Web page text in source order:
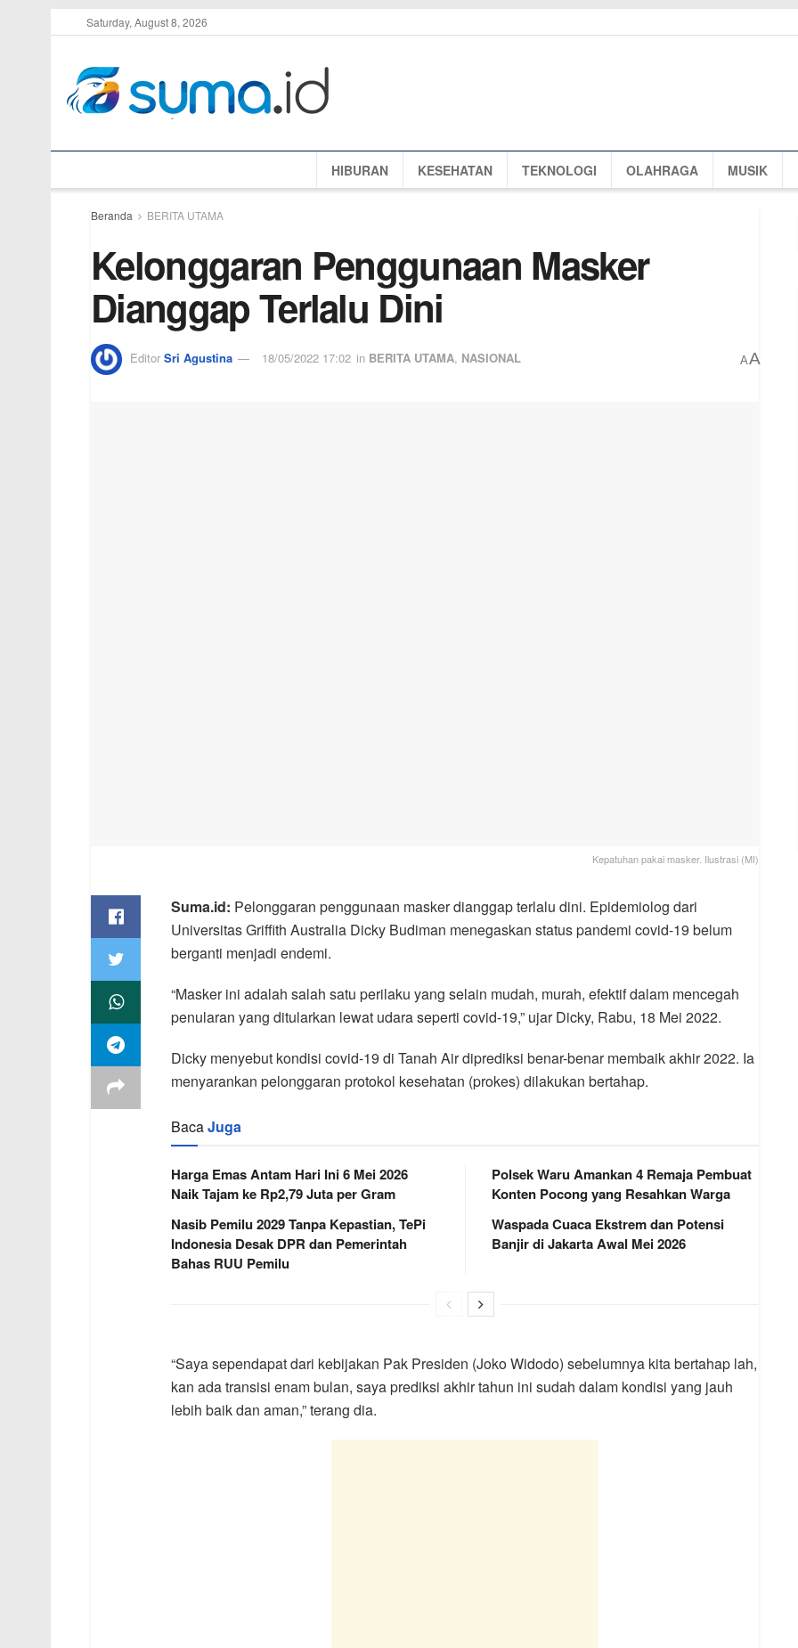
Saturday, August 8, 2026
HIBURAN KESEHATAN TEKNOLOGI OLAHRAGA MUSIK
Beranda BERITA UTAMA
Kelonggaran Penggunaan Masker
Dianggap Terlalu Dini
Editor Sri Agustina 18/05/2022 17:02 in BERITA UTAMA, NASIONAL AA
Kepatuhan pakai masker. Ilustrasi (MI)
Suma.id: Pelonggaran penggunaan masker dianggap terlalu dini. Epidemiolog dari
Universitas Griffith Australia Dicky Budiman menegaskan status pandemi covid-19 belum
berganti menjadi endemi.
“Masker ini adalah salah satu perilaku yang selain mudah, murah, efektif dalam mencegah
penularan yang ditularkan lewat udara seperti covid-19,” ujar Dicky, Rabu, 18 Mei 2022.
Dicky menyebut kondisi covid-19 di Tanah Air diprediksi benar-benar membaik akhir 2022. Ia
menyarankan pelonggaran protokol kesehatan (prokes) dilakukan bertahap.
BacaJuga
Harga Emas Antam Hari Ini 6 Mei 2026
Naik Tajam ke Rp2,79 Juta per Gram
Nasib Pemilu 2029 Tanpa Kepastian, TePi
Indonesia Desak DPR dan Pemerintah
Bahas RUU Pemilu
Polsek Waru Amankan 4 Remaja Pembuat
Konten Pocong yang Resahkan Warga
Waspada Cuaca Ekstrem dan Potensi
Banjir di Jakarta Awal Mei 2026
“Saya sependapat dari kebijakan Pak Presiden (Joko Widodo) sebelumnya kita bertahap lah,
kan ada transisi enam bulan, saya prediksi akhir tahun ini sudah dalam kondisi yang jauh
lebih baik dan aman,” terang dia.